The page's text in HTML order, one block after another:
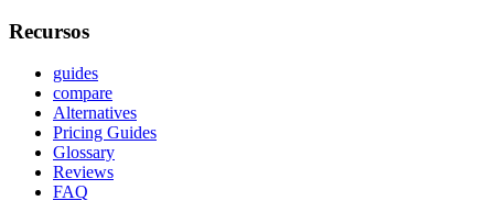
Recursos
guides
compare
Alternatives
Pricing Guides
Glossary
Reviews
FAQ